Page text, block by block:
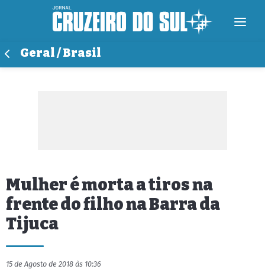
Geral / Brasil
Mulher é morta a tiros na
frente do filho na Barra da
Tijuca
15 de Agosto de 2018 às 10:36